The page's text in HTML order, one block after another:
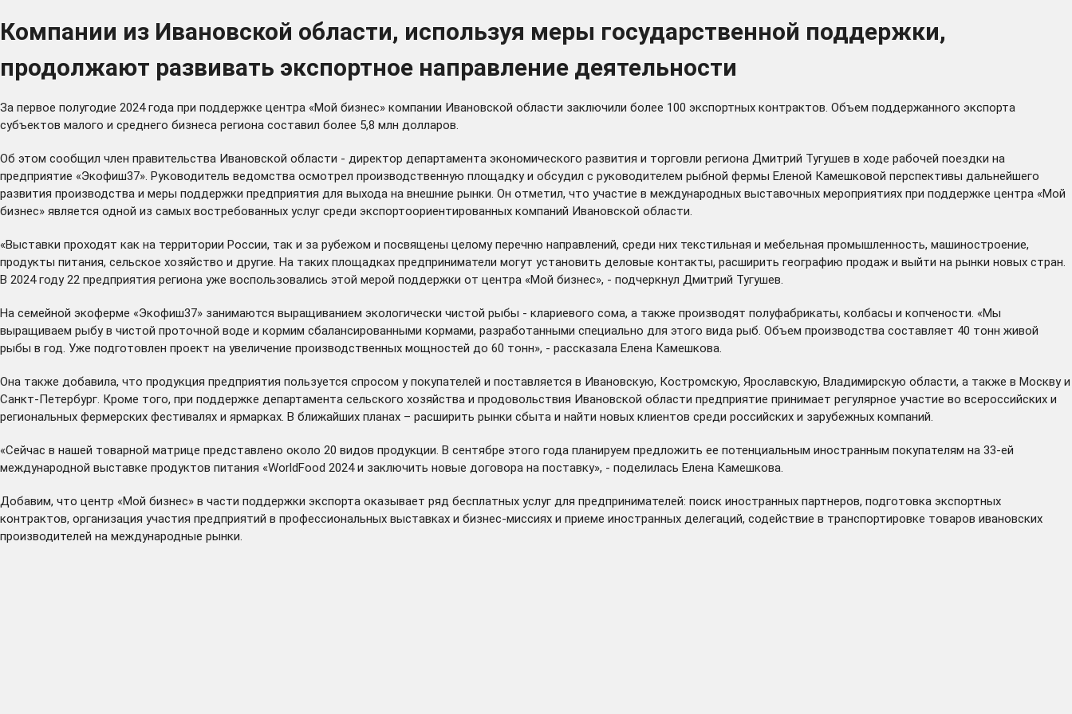
Компании из Ивановской области, используя меры государственной поддержки,
продолжают развивать экспортное направление деятельности
За первое полугодие 2024 года при поддержке центра «Мой бизнес» компании Ивановской области заключили более 100 экспортных контрактов. Объем поддержанного экспорта
субъектов малого и среднего бизнеса региона составил более 5,8 млн долларов.
Об этом сообщил член правительства Ивановской области - директор департамента экономического развития и торговли региона Дмитрий Тугушев в ходе рабочей поездки на
предприятие «Экофиш37». Руководитель ведомства осмотрел производственную площадку и обсудил с руководителем рыбной фермы Еленой Камешковой перспективы дальнейшего
развития производства и меры поддержки предприятия для выхода на внешние рынки. Он отметил, что участие в международных выставочных мероприятиях при поддержке центра «Мой
бизнес» является одной из самых востребованных услуг среди экспортоориентированных компаний Ивановской области.
«Выставки проходят как на территории России, так и за рубежом и посвящены целому перечню направлений, среди них текстильная и мебельная промышленность, машиностроение,
продукты питания, сельское хозяйство и другие. На таких площадках предприниматели могут установить деловые контакты, расширить географию продаж и выйти на рынки новых стран.
В 2024 году 22 предприятия региона уже воспользовались этой мерой поддержки от центра «Мой бизнес», - подчеркнул Дмитрий Тугушев.
На семейной экоферме «Экофиш37» занимаются выращиванием экологически чистой рыбы - клариевого сома, а также производят полуфабрикаты, колбасы и копчености. «Мы
выращиваем рыбу в чистой проточной воде и кормим сбалансированными кормами, разработанными специально для этого вида рыб. Объем производства составляет 40 тонн живой
рыбы в год. Уже подготовлен проект на увеличение производственных мощностей до 60 тонн», - рассказала Елена Камешкова.
Она также добавила, что продукция предприятия пользуется спросом у покупателей и поставляется в Ивановскую, Костромскую, Ярославскую, Владимирскую области, а также в Москву и
Санкт-Петербург. Кроме того, при поддержке департамента сельского хозяйства и продовольствия Ивановской области предприятие принимает регулярное участие во всероссийских и
региональных фермерских фестивалях и ярмарках. В ближайших планах – расширить рынки сбыта и найти новых клиентов среди российских и зарубежных компаний.
«Сейчас в нашей товарной матрице представлено около 20 видов продукции. В сентябре этого года планируем предложить ее потенциальным иностранным покупателям на 33-ей
международной выставке продуктов питания «WorldFood 2024 и заключить новые договора на поставку», - поделилась Елена Камешкова.
Добавим, что центр «Мой бизнес» в части поддержки экспорта оказывает ряд бесплатных услуг для предпринимателей: поиск иностранных партнеров, подготовка экспортных
контрактов, организация участия предприятий в профессиональных выставках и бизнес-миссиях и приеме иностранных делегаций, содействие в транспортировке товаров ивановских
производителей на международные рынки.